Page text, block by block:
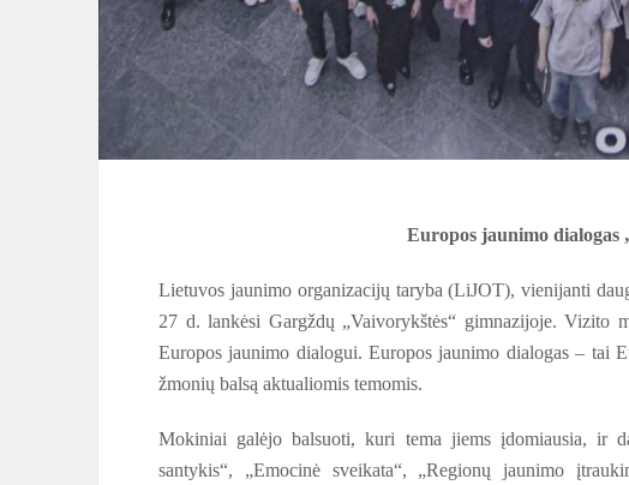
Europos jaunimo dialogas
Lietuvos jaunimo organizacijų taryba (LiJOT), vienijanti
27 d. lankėsi Gargždų „Vaivorykštės“ gimnazijoje. Vizito
Europos jaunimo dialogui. Europos jaunimo dialogas – tai
žmonių balsą aktualiomis temomis.
Mokiniai galėjo balsuoti, kuri tema jiems įdomiausia, ir
santykis“, „Emocinė sveikata“, „Regionų jaunimo